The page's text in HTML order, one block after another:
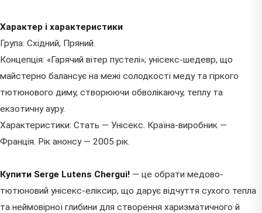
Характер і характеристики
Група: Східний, Пряний.
Концепція: «Гарячий вітер пустелі»; унісекс-шедевр, що
майстерно балансує на межі солодкості меду та гіркого
тютюнового диму, створюючи обволікаючу, теплу та
екзотичну ауру.
Характеристики: Стать — Унісекс. Країна-виробник —
Франція. Рік анонсу — 2005 рік.
Купити Serge Lutens Chergui! — це обрати медово-
тютюновий унісекс-еліксир, що дарує відчуття сухого тепла
та неймовірної глибини для створення харизматичного й